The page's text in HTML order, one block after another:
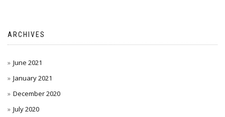
ARCHIVES
June 2021
January 2021
December 2020
July 2020